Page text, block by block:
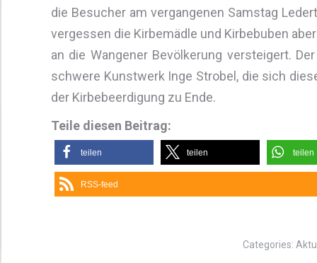
die Besucher am vergangenen Samstag
vergessen die Kirbemädle und Kirbebuben
an die Wangener Bevölkerung versteigert.
schwere Kunstwerk Inge Strobel, die sich
der Kirbebeerdigung zu Ende.
Teile diesen Beitrag:
teilen teilen teilen
RSS-feed
Categories: